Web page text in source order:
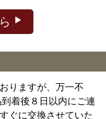
りますが、万一不
着後８日以内にご連
ぐに交換させていた